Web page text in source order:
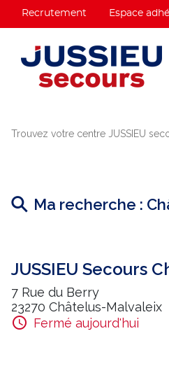
Recrutement Espace
Trouvez votre centre JUSSIEU
Ma recherche :
JUSSIEU Secours
7 Rue du Berry
23270 Châtelus-Malvaleix
Fermé aujourd'hui